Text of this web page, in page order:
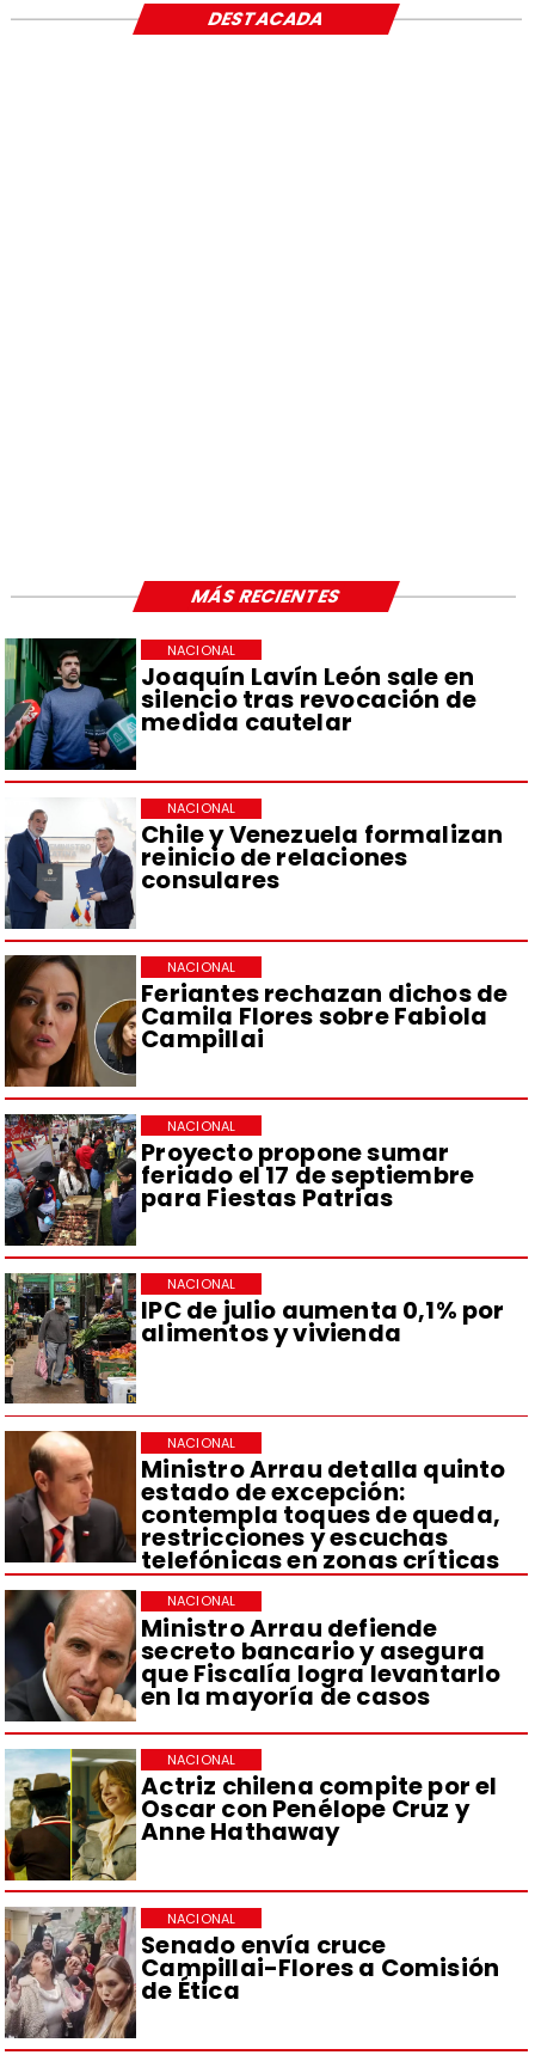
Joaquín Lavín León sale en
silencio tras revocación de
medida cautelar
NACIONAL
Chile y Venezuela formalizan
reinicio de relaciones
consulares
NACIONAL
Feriantes rechazan dichos de
Camila Flores sobre Fabiola
Campillai
NACIONAL
Proyecto propone sumar
feriado el 17 de septiembre
para Fiestas Patrias
NACIONAL
IPC de julio aumenta 0,1% por
alimentos y vivienda
NACIONAL
Ministro Arrau detalla quinto
estado de excepción:
contempla toques de queda,
restricciones y escuchas
telefónicas en zonas críticas
NACIONAL
Ministro Arrau defiende
secreto bancario y asegura
que Fiscalía logra levantarlo
en la mayoría de casos
NACIONAL
Actriz chilena compite por el
Oscar con Penélope Cruz y
Anne Hathaway
NACIONAL
Senado envía cruce
Campillai-Flores a Comisión
de Ética
NACIONAL
DESTACADA
MÁS RECIENTES